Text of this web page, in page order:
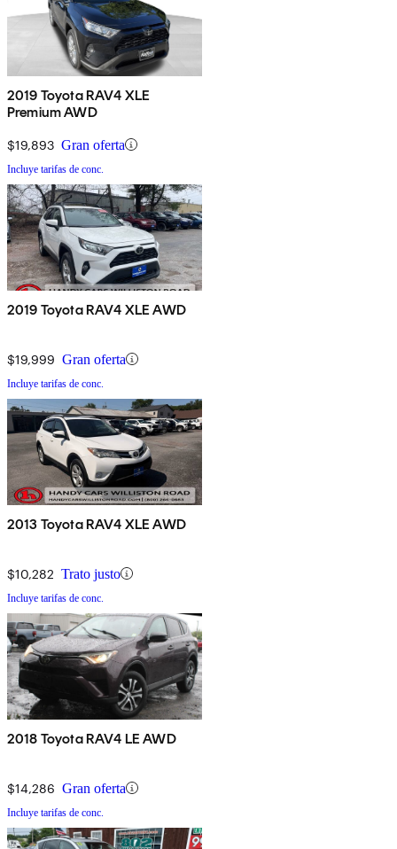
2019 Toyota RAV4 XLE
Premium AWD
$19,893 Gran oferta
Incluye tarifas de conc.
2019 Toyota RAV4 XLE AWD
$19,999 Gran oferta
Incluye tarifas de conc.
2013 Toyota RAV4 XLE AWD
$10,282 Trato justo
Incluye tarifas de conc.
2018 Toyota RAV4 LE AWD
$14,286 Gran oferta
Incluye tarifas de conc.